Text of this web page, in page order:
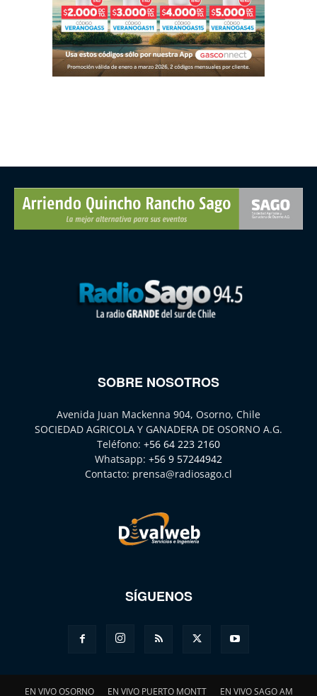
SOBRE NOSOTROS
Avenida Juan Mackenna 904, Osorno, Chile
SOCIEDAD AGRICOLA Y GANADERA DE OSORNO A.G.
Teléfono: +56 64 223 2160
Whatsapp: +56 9 57244942
Contacto: prensa@radiosago.cl
SÍGUENOS
EN VIVO OSORNO EN VIVO PUERTO MONTT EN VIVO SAGO AM